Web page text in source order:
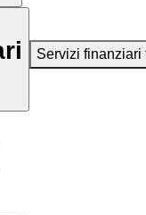
Servizi finanziari